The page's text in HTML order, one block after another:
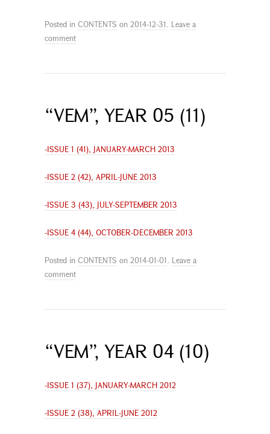
Posted in CONTENTS on 2014-12-31. Leave a
comment
“VEM”, YEAR 05 (11)
-ISSUE 1 (41), JANUARY-MARCH 2013
-ISSUE 2 (42), APRIL-JUNE 2013
-ISSUE 3 (43), JULY-SEPTEMBER 2013
-ISSUE 4 (44), OCTOBER-DECEMBER 2013
Posted in CONTENTS on 2014-01-01. Leave a
comment
“VEM”, YEAR 04 (10)
-ISSUE 1 (37), JANUARY-MARCH 2012
-ISSUE 2 (38), APRIL-JUNE 2012